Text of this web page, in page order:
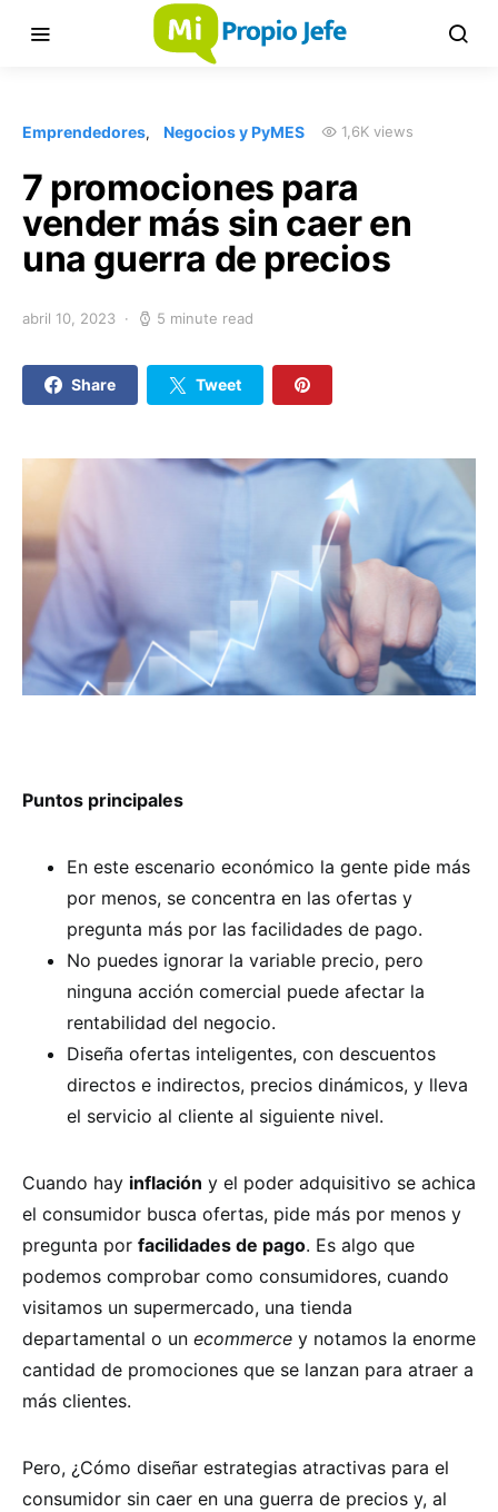
Emprendedores Negocios y PyMES 1,6K views
7 promociones para
vender más sin caer en
una guerra de precios
abril 10, 2023 5 minute read
Share Tweet
Puntos principales
En este escenario económico la gente pide más
por menos, se concentra en las ofertas y
pregunta más por las facilidades de pago.
No puedes ignorar la variable precio, pero
ninguna acción comercial puede afectar la
rentabilidad del negocio.
Diseña ofertas inteligentes, con descuentos
directos e indirectos, precios dinámicos, y lleva
el servicio al cliente al siguiente nivel.
Cuando hay inflación y el poder adquisitivo se achica
el consumidor busca ofertas, pide más por menos y
pregunta por facilidades de pago. Es algo que
podemos comprobar como consumidores, cuando
visitamos un supermercado, una tienda
departamental o un ecommerce y notamos la enorme
cantidad de promociones que se lanzan para atraer a
más clientes.
Pero, ¿Cómo diseñar estrategias atractivas para el
consumidor sin caer en una guerra de precios y, al